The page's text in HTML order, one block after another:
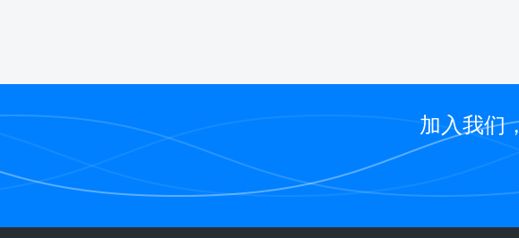
加入我们